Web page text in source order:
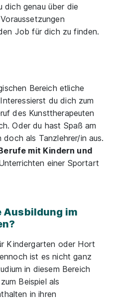
dich genau über die
Job für dich zu finden.
Bereich etliche
du dich zum
des Kunsttherapeuten
Oder du hast Spaß am
als Tanzlehrer/in aus.
mit Kindern und
einer Sportart
Ausbildung im
Kindergarten oder Hort
ist es nicht ganz
in diesem Bereich
Beispiel als
in ihren